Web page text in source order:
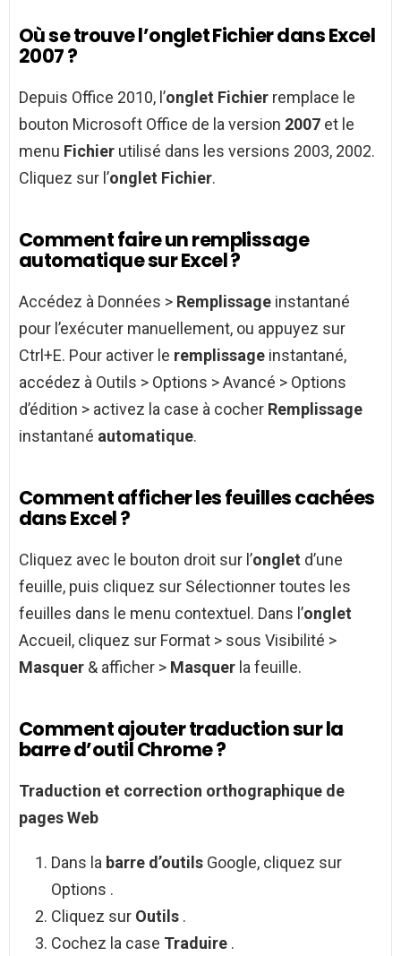
Où se trouve l’onglet Fichier dans Excel
2007 ?
Depuis Office 2010, l’onglet Fichier remplace le
bouton Microsoft Office de la version 2007 et le
menu Fichier utilisé dans les versions 2003, 2002.
Cliquez sur l’onglet Fichier.
Comment faire un remplissage
automatique sur Excel ?
Accédez à Données > Remplissage instantané
pour l’exécuter manuellement, ou appuyez sur
Ctrl+E. Pour activer le remplissage instantané,
accédez à Outils > Options > Avancé > Options
d’édition > activez la case à cocher Remplissage
instantané automatique.
Comment afficher les feuilles cachées
dans Excel ?
Cliquez avec le bouton droit sur l’onglet d’une
feuille, puis cliquez sur Sélectionner toutes les
feuilles dans le menu contextuel. Dans l’onglet
Accueil, cliquez sur Format > sous Visibilité >
Masquer & afficher > Masquer la feuille.
Comment ajouter traduction sur la
barre d’outil Chrome ?
Traduction et correction orthographique de
pages Web
Dans la barre d’outils Google, cliquez sur
Options .
Cliquez sur Outils .
Cochez la case Traduire .